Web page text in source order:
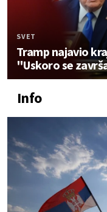
SVET
Tramp najavio
"Uskoro se
Info